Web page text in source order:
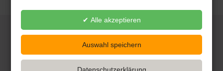
Deutsche-Buchhandlung.de
www.deutsche-buchhandlung.de ist ein Angebot der
Handelsgesellschaft mbH
Powered by Inooga